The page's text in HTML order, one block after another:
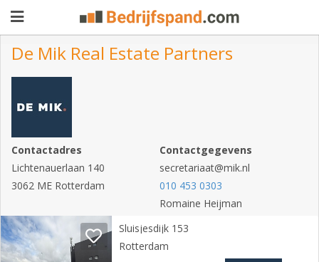
aanbieden
Pand
zoeken
Waarom
adverteren
adverteren
Blog
De Mik Real Estate Partners
Contactadres
Lichtenauerlaan 140
3062 ME Rotterdam
Contactgegevens
secretariaat@mik.nl
010 453 0303
Romaine Heijman
Sluisjesdijk 153
Rotterdam